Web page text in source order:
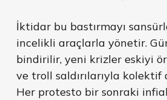
İktidar bu bastırmayı
incelikli araçlarla yönetir.
bindirilir, yeni krizler eskiyi
ve troll saldırılarıyla kolektif
Her protesto bir sonraki